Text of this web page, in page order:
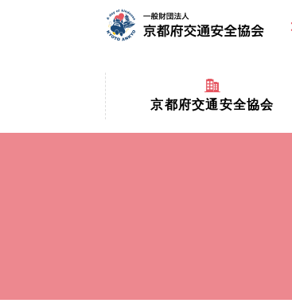
京都府交通安全協会
京都府交通安全協会とは？